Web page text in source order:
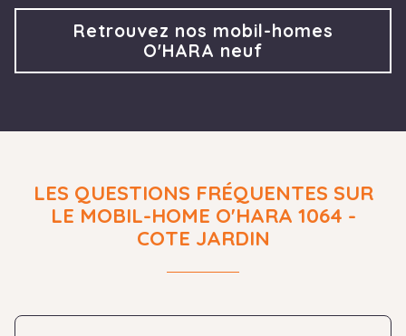
Retrouvez nos mobil-homes
O'HARA neuf
LES QUESTIONS FRÉQUENTES SUR
LE MOBIL-HOME O'HARA 1064 -
COTE JARDIN